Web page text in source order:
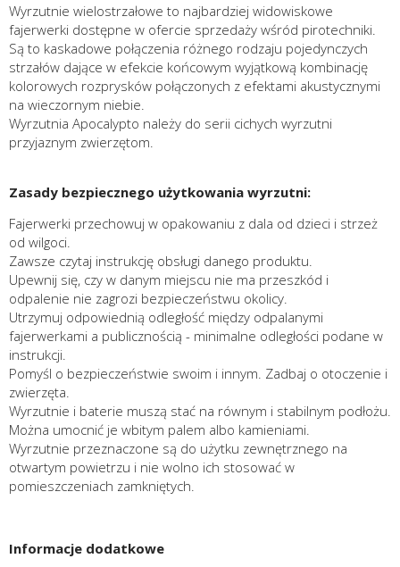
Wyrzutnie wielostrzałowe to najbardziej widowiskowe
fajerwerki dostępne w ofercie sprzedaży wśród pirotechniki.
Są to kaskadowe połączenia różnego rodzaju pojedynczych
strzałów dające w efekcie końcowym wyjątkową kombinację
kolorowych rozprysków połączonych z efektami akustycznymi
na wieczornym niebie.
Wyrzutnia Apocalypto należy do serii cichych wyrzutni
przyjaznym zwierzętom.
Zasady bezpiecznego użytkowania wyrzutni:
Fajerwerki przechowuj w opakowaniu z dala od dzieci i strzeż
od wilgoci.
Zawsze czytaj instrukcję obsługi danego produktu.
Upewnij się, czy w danym miejscu nie ma przeszkód i
odpalenie nie zagrozi bezpieczeństwu okolicy.
Utrzymuj odpowiednią odległość między odpalanymi
fajerwerkami a publicznością - minimalne odległości podane w
instrukcji.
Pomyśl o bezpieczeństwie swoim i innym. Zadbaj o otoczenie i
zwierzęta.
Wyrzutnie i baterie muszą stać na równym i stabilnym podłożu.
Można umocnić je wbitym palem albo kamieniami.
Wyrzutnie przeznaczone są do użytku zewnętrznego na
otwartym powietrzu i nie wolno ich stosować w
pomieszczeniach zamkniętych.
Informacje dodatkowe